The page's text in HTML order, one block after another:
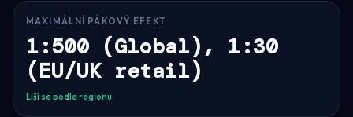
MAXIMÁLNÍ PÁKOVÝ EFEKT
1:500 (Global), 1:30
(EU/UK retail)
Liší se podle regionu